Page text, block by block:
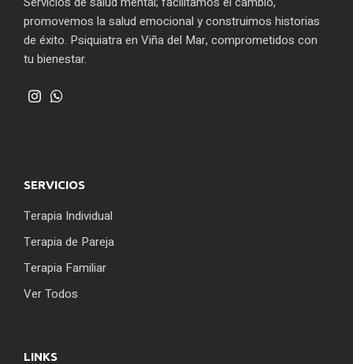
promovemos la salud emocional y construimos historias
de éxito. Psiquiatra en Viña del Mar, comprometidos con
tu bienestar.
SERVICIOS
Terapia Individual
Terapia de Pareja
Terapia Familiar
Ver Todos
LINKS